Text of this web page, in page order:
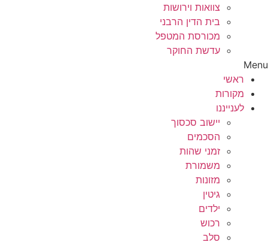
צוואות וירושות
בית הדין הרבני
מכורסת המטפל
עדשת החוקר
Menu
ראשי
מקורות
לענייננו
יישוב סכסוך
הסכמים
זמני שהות
משמורת
מזונות
גיטין
ילדים
רכוש
סלב